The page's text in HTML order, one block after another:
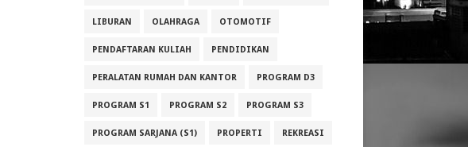
LIBURAN OLAHRAGA OTOMOTIF
PENDAFTARAN KULIAH PENDIDIKAN
PERALATAN RUMAH DAN KANTOR PROGRAM D3
PROGRAM S1 PROGRAM S2 PROGRAM S3
PROGRAM SARJANA (S1) PROPERTI REKREASI